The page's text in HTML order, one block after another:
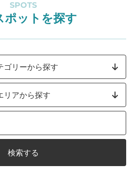
SPOTS
ポットを探す
ゴリーから探す
リアから探す
検索する